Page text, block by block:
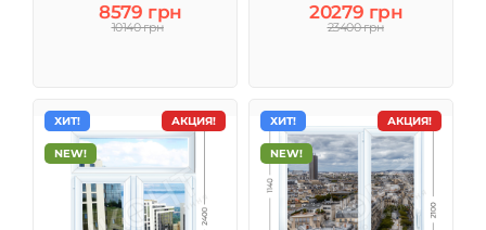
8579 грн
10140 грн
20279 грн
23400 грн
АКЦИЯ!
ХИТ!
NEW!
АКЦИЯ!
ХИТ!
NEW!